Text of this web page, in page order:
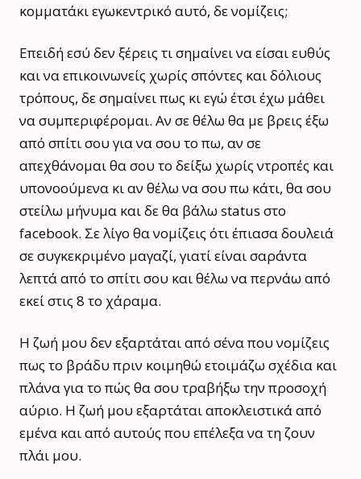
κομματάκι εγωκεντρικό αυτό, δε νομίζεις;
Επειδή εσύ δεν ξέρεις τι σημαίνει να είσαι ευθύς
και να επικοινωνείς χωρίς σπόντες και δόλιους
τρόπους, δε σημαίνει πως κι εγώ έτσι έχω μάθει
να συμπεριφέρομαι. Αν σε θέλω θα με βρεις έξω
από σπίτι σου για να σου το πω, αν σε
απεχθάνομαι θα σου το δείξω χωρίς ντροπές και
υπονοούμενα κι αν θέλω να σου πω κάτι, θα σου
στείλω μήνυμα και δε θα βάλω status στο
facebook. Σε λίγο θα νομίζεις ότι έπιασα δουλειά
σε συγκεκριμένο μαγαζί, γιατί είναι σαράντα
λεπτά από το σπίτι σου και θέλω να περνάω από
εκεί στις 8 το χάραμα.
Η ζωή μου δεν εξαρτάται από σένα που νομίζεις
πως το βράδυ πριν κοιμηθώ ετοιμάζω σχέδια και
πλάνα για το πώς θα σου τραβήξω την προσοχή
αύριο. Η ζωή μου εξαρτάται αποκλειστικά από
εμένα και από αυτούς που επέλεξα να τη ζουν
πλάι μου.